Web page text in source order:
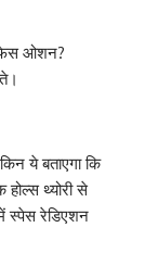
ओशन?
ये बताएगा कि
थ्योरी से
स्पेस रेडिएशन